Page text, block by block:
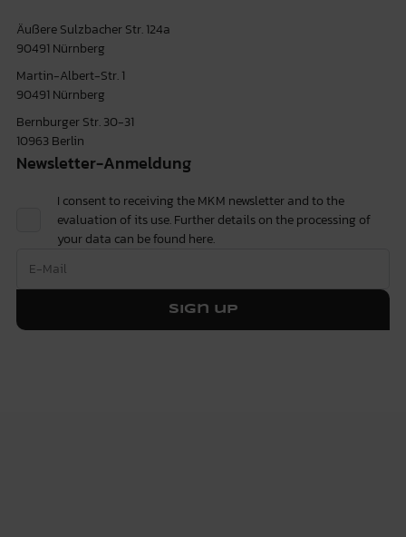
Äußere Sulzbacher Str. 124a
90491 Nürnberg
Martin-Albert-Str. 1
90491 Nürnberg
Bernburger Str. 30-31
10963 Berlin
Newsletter-Anmeldung
I consent to receiving the MKM newsletter and to the
evaluation of its use. Further details on the processing of
your data can be found here.
Sign up